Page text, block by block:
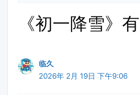
《初一降雪》
临久
2026年 2月 19日 下午9:06